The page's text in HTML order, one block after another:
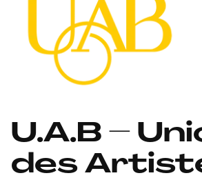
U.A.B –
des